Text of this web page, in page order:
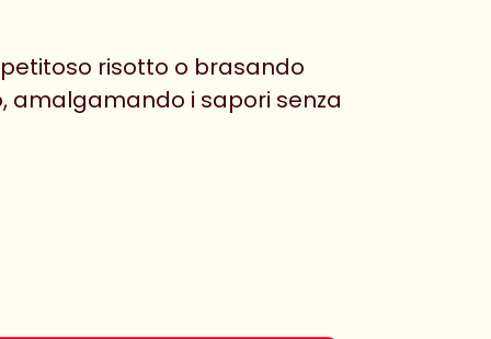
risotto o brasando
amalgamando i sapori senza